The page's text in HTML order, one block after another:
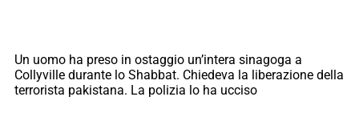
Un uomo ha preso in ostaggio un’intera sinagoga a
Collyville durante lo Shabbat. Chiedeva la liberazione della
terrorista pakistana. La polizia lo ha ucciso